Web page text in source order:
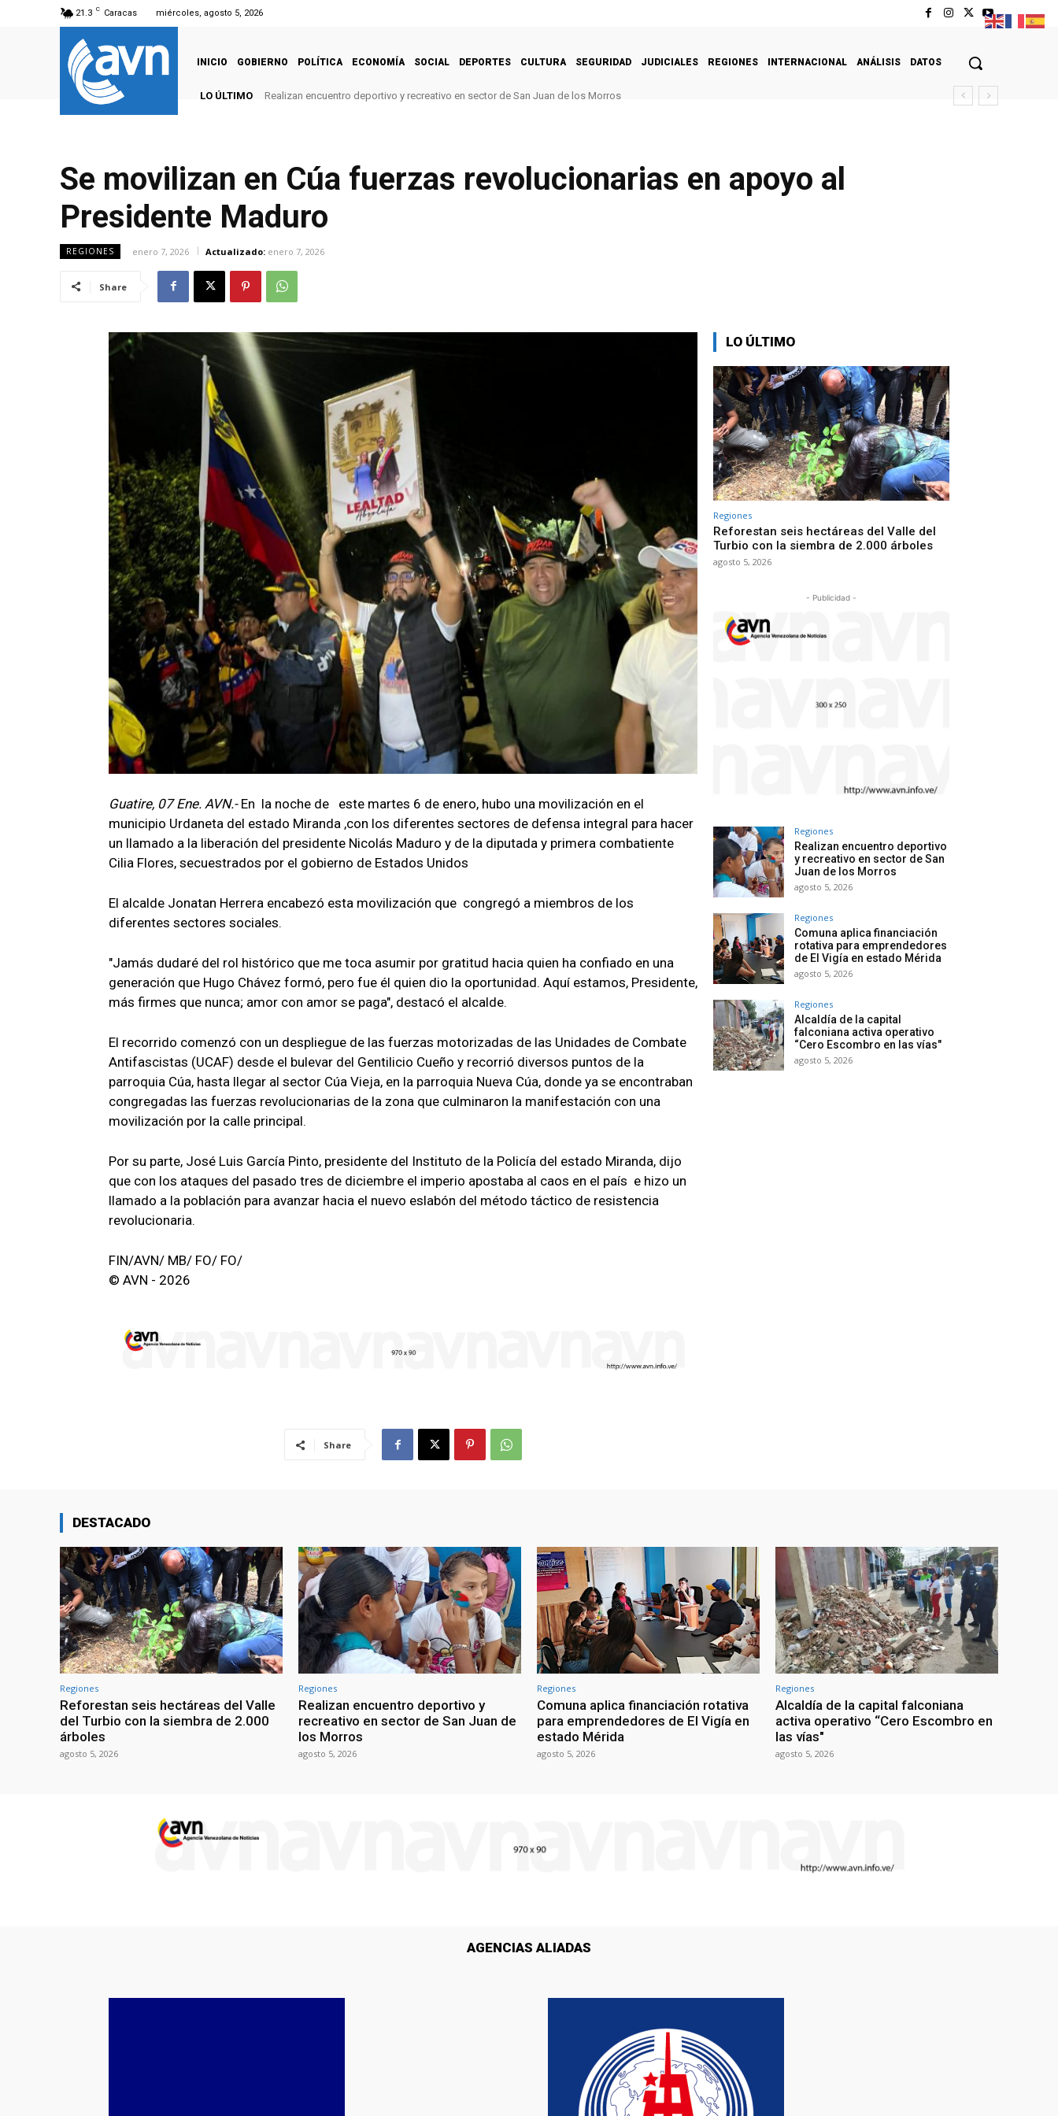
21.3 C Caracas miércoles, agosto 5, 2026
INICIO GOBIERNO POLÍTICA ECONOMÍA SOCIAL DEPORTES CULTURA SEGURIDAD JUDICIALES REGIONES INTERNACIONAL ANÁLISIS DATOS
LO ÚLTIMO Realizan encuentro deportivo y recreativo en sector de San Juan de los Morros
Se movilizan en Cúa fuerzas revolucionarias en apoyo al
Presidente Maduro
REGIONES enero 7, 2026 Actualizado: enero 7, 2026
Share
Guatire, 07 Ene. AVN.- En la noche de este martes 6 de enero, hubo una movilización en el
municipio Urdaneta del estado Miranda ,con los diferentes sectores de defensa integral para hacer
un llamado a la liberación del presidente Nicolás Maduro y de la diputada y primera combatiente
Cilia Flores, secuestrados por el gobierno de Estados Unidos
El alcalde Jonatan Herrera encabezó esta movilización que congregó a miembros de los
diferentes sectores sociales.
"Jamás dudaré del rol histórico que me toca asumir por gratitud hacia quien ha confiado en una
generación que Hugo Chávez formó, pero fue él quien dio la oportunidad. Aquí estamos, Presidente,
más firmes que nunca; amor con amor se paga", destacó el alcalde.
El recorrido comenzó con un despliegue de las fuerzas motorizadas de las Unidades de Combate
Antifascistas (UCAF) desde el bulevar del Gentilicio Cueño y recorrió diversos puntos de la
parroquia Cúa, hasta llegar al sector Cúa Vieja, en la parroquia Nueva Cúa, donde ya se encontraban
congregadas las fuerzas revolucionarias de la zona que culminaron la manifestación con una
movilización por la calle principal.
Por su parte, José Luis García Pinto, presidente del Instituto de la Policía del estado Miranda, dijo
que con los ataques del pasado tres de diciembre el imperio apostaba al caos en el país e hizo un
llamado a la población para avanzar hacia el nuevo eslabón del método táctico de resistencia
revolucionaria.
FIN/AVN/ MB/ FO/ FO/
© AVN - 2026
Share
LO ÚLTIMO
Regiones
Reforestan seis hectáreas del Valle del
Turbio con la siembra de 2.000 árboles
agosto 5, 2026
- Publicidad -
Regiones
Realizan encuentro deportivo
y recreativo en sector de San
Juan de los Morros
agosto 5, 2026
Regiones
Comuna aplica financiación
rotativa para emprendedores
de El Vigía en estado Mérida
agosto 5, 2026
Regiones
Alcaldía de la capital
falconiana activa operativo
“Cero Escombro en las vías"
agosto 5, 2026
DESTACADO
Regiones
Reforestan seis hectáreas del Valle
del Turbio con la siembra de 2.000
árboles
agosto 5, 2026
Regiones
Realizan encuentro deportivo y
recreativo en sector de San Juan de
los Morros
agosto 5, 2026
Regiones
Comuna aplica financiación rotativa
para emprendedores de El Vigía en
estado Mérida
agosto 5, 2026
Regiones
Alcaldía de la capital falconiana
activa operativo “Cero Escombro en
las vías"
agosto 5, 2026
AGENCIAS ALIADAS